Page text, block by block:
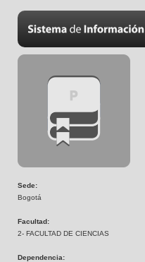
Sede:
Bogotá
Facultad:
2- FACULTAD DE CIENCIAS
Dependencia: